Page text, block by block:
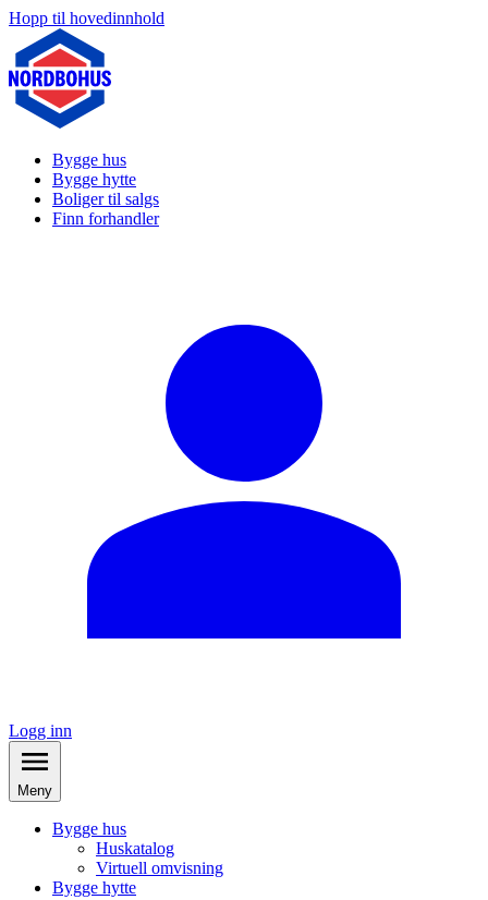
Hopp til hovedinnhold
Bygge hus
Bygge hytte
Boliger til salgs
Finn forhandler
Logg inn
Meny
Bygge hus
Huskatalog
Virtuell omvisning
Bygge hytte